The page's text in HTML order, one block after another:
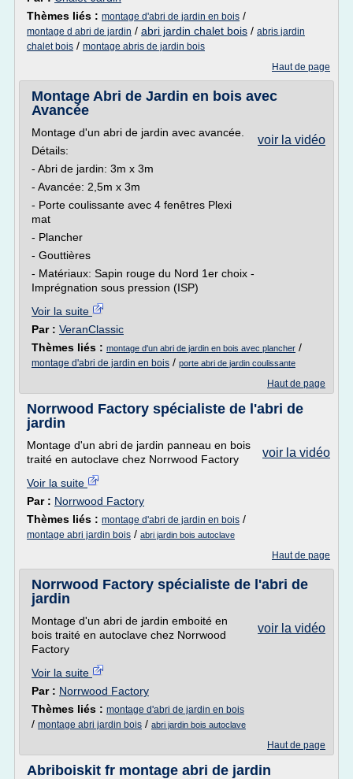
Thèmes liés : montage d'abri de jardin en bois /
montage d abri de jardin / abri jardin chalet bois / abris jardin
chalet bois / montage abris de jardin bois
Haut de page
Montage Abri de Jardin en bois avec
Avancée
voir la vidéo
Montage d'un abri de jardin avec avancée.
Détails:
- Abri de jardin: 3m x 3m
- Avancée: 2,5m x 3m
- Porte coulissante avec 4 fenêtres Plexi
mat
- Plancher
- Gouttières
- Matériaux: Sapin rouge du Nord 1er choix -
Imprégnation sous pression (ISP)
Voir la suite
Par : VeranClassic
Thèmes liés : montage d'un abri de jardin en bois avec plancher /
montage d'abri de jardin en bois / porte abri de jardin coulissante
Haut de page
Norrwood Factory spécialiste de l'abri de
jardin
voir la vidéo
Montage d'un abri de jardin panneau en bois
traité en autoclave chez Norrwood Factory
Voir la suite
Par : Norrwood Factory
Thèmes liés : montage d'abri de jardin en bois /
montage abri jardin bois / abri jardin bois autoclave
Haut de page
Norrwood Factory spécialiste de l'abri de
jardin
voir la vidéo
Montage d'un abri de jardin emboité en
bois traité en autoclave chez Norrwood
Factory
Voir la suite
Par : Norrwood Factory
Thèmes liés : montage d'abri de jardin en bois
/ montage abri jardin bois / abri jardin bois autoclave
Haut de page
Abriboiskit fr montage abri de jardin